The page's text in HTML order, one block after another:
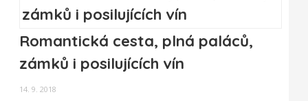
Romantická cesta, plná paláců,
zámků i posilujících vín
14. 9. 2018